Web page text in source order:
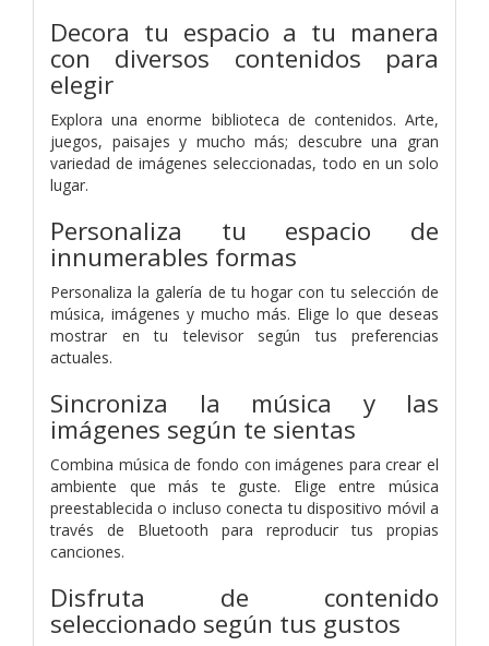
Decora tu espacio a tu manera
con diversos contenidos para
elegir
Explora una enorme biblioteca de contenidos. Arte,
juegos, paisajes y mucho más; descubre una gran
variedad de imágenes seleccionadas, todo en un solo
lugar.
Personaliza tu espacio de
innumerables formas
Personaliza la galería de tu hogar con tu selección de
música, imágenes y mucho más. Elige lo que deseas
mostrar en tu televisor según tus preferencias
actuales.
Sincroniza la música y las
imágenes según te sientas
Combina música de fondo con imágenes para crear el
ambiente que más te guste. Elige entre música
preestablecida o incluso conecta tu dispositivo móvil a
través de Bluetooth para reproducir tus propias
canciones.
Disfruta de contenido
seleccionado según tus gustos